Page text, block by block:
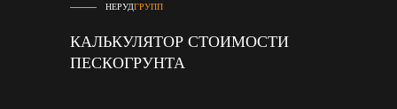
НЕРУДГРУПП
КАЛЬКУЛЯТОР СТОИМОСТИ
ПЕСКОГРУНТА